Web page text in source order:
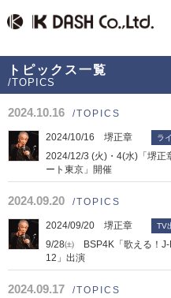
トピックス一覧
/TOPICS
2024.10.16 /TOPICS
2024/10/16 堺正章 ラ
2024/12/3 (火)・4(水)「堺正
ート東京」開催
2024.09.20 /TOPICS
2024/09/20 堺正章 TV
9/28㈯ BSP4K「歌える！
12」出演
2024.09.17 /TOPICS